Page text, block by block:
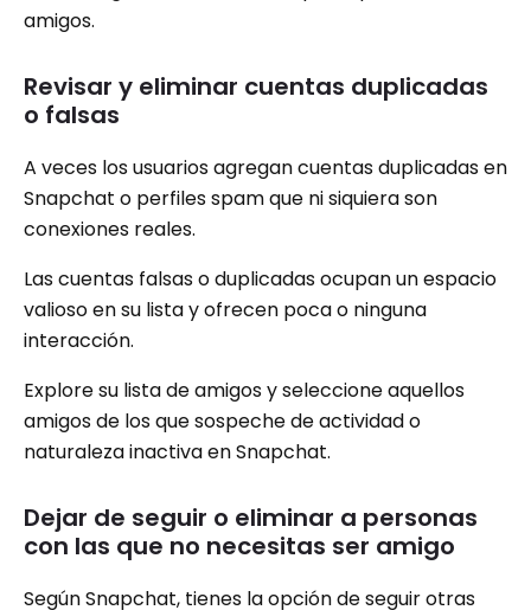
amigos.
Revisar y eliminar cuentas duplicadas
o falsas
A veces los usuarios agregan cuentas duplicadas en
Snapchat o perfiles spam que ni siquiera son
conexiones reales.
Las cuentas falsas o duplicadas ocupan un espacio
valioso en su lista y ofrecen poca o ninguna
interacción.
Explore su lista de amigos y seleccione aquellos
amigos de los que sospeche de actividad o
naturaleza inactiva en Snapchat.
Dejar de seguir o eliminar a personas
con las que no necesitas ser amigo
Según Snapchat, tienes la opción de seguir otras